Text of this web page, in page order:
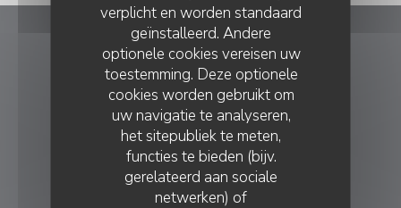
verplicht en worden standaard
geïnstalleerd. Andere
optionele cookies vereisen uw
toestemming. Deze optionele
cookies worden gebruikt om
uw navigatie te analyseren,
het sitepubliek te meten,
functies te bieden (bijv.
gerelateerd aan sociale
netwerken) of
Le Rowing Club
19 All. Alfred Mayssonnie 31400 TOULOUSE
05 61 52 85 53
RESERVERING